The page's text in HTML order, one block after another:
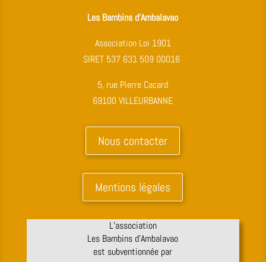
Les Bambins d’Ambalavao
Association Loi 1901
SIRET 537 631 509 00016
5, rue Pierre Cacard
69100 VILLEURBANNE
Nous contacter
Mentions légales
L’association
Les Bambins d’Ambalavao
est subventionnée par